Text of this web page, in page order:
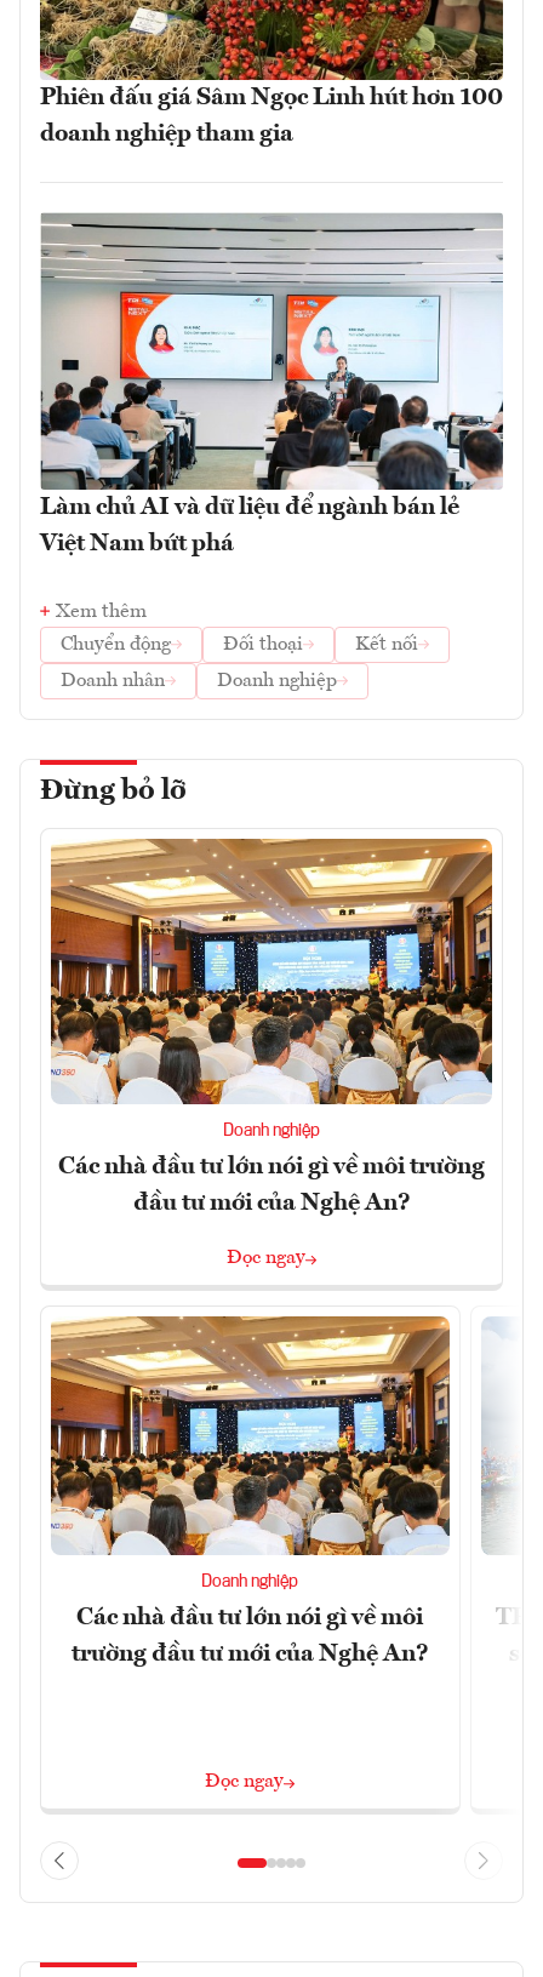
Phiên đấu giá Sâm Ngọc Linh hút hơn 100
doanh nghiệp tham gia
Làm chủ AI và dữ liệu để ngành bán lẻ
Việt Nam bứt phá
Xem thêm
Chuyển động
Đối thoại
Kết nối
Doanh nhân
Doanh nghiệp
Đừng bỏ lỡ
Doanh nghiệp
Các nhà đầu tư lớn nói gì về môi trường
đầu tư mới của Nghệ An?
Đọc ngay
Doanh nghiệp
Các nhà đầu tư lớn nói gì về môi
trường đầu tư mới của Nghệ An?
Đọc ngay